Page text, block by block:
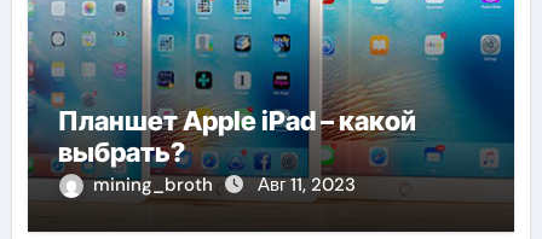
Планшет Apple iPad – какой
выбрать?
mining_broth Авг 11, 2023